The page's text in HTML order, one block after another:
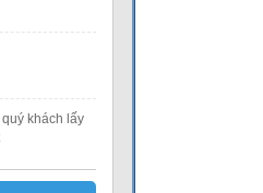
khách lấy